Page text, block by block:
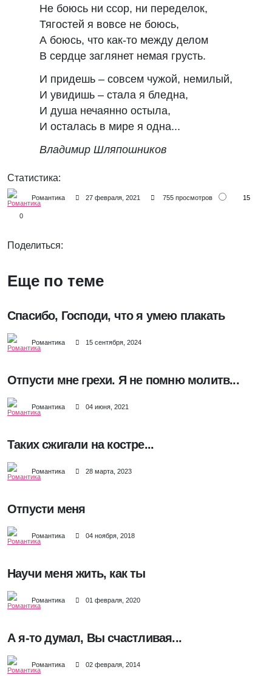
Не боюсь ни ссор, ни переделок,
Тягостей я вовсе не боюсь,
А боюсь, что как-то между делом
В сердце заглянет немая грусть.
И придешь – совсем чужой, немилый,
И увидишь – стала я бледна,
И душа нечаянно остыла,
И осталась в мире я одна...
Владимир Шляпошников
Статистика:
Романтика 27 февраля, 2021 755 просмотров 15
0
Поделиться:
Еще по теме
Спасибо, Господи, что я умею плакать
Романтика 15 сентября, 2024
Отпусти мне грехи. Я не помню молитв...
Романтика 04 июня, 2021
Таких сжигали на костре...
Романтика 28 марта, 2023
Отпусти меня
Романтика 04 ноября, 2018
Научи меня жить, как ты
Романтика 01 февраля, 2020
А я-то думал, Вы счастливая...
Романтика 02 февраля, 2014